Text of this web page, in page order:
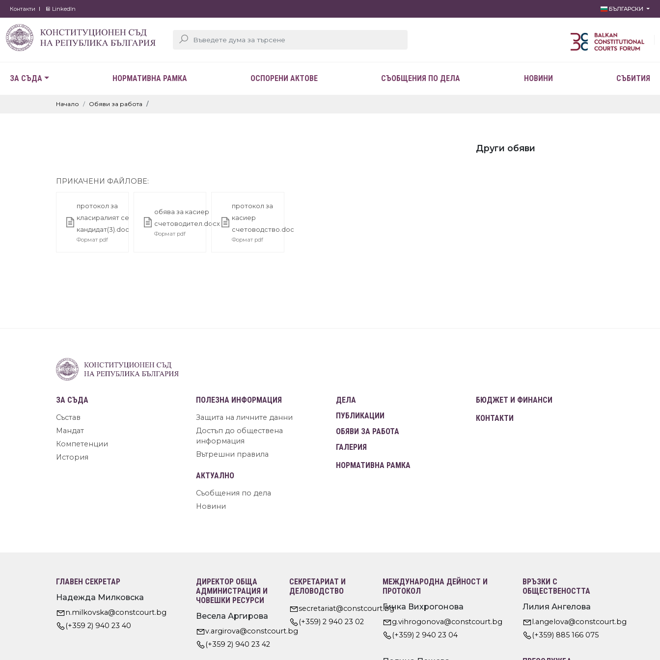
Контакти LinkedIn БЪЛГАРСКИ
ЗА СЪДА НОРМАТИВНА РАМКА ОСПОРЕНИ АКТОВЕ СЪОБЩЕНИЯ ПО ДЕЛА НОВИНИ СЪБИТИЯ
Начало Обяви за работа
ПРИКАЧЕНИ ФАЙЛОВЕ:
протокол за
класиралият се
кандидат(3).doc
Формат pdf
обява за касиер
счетоводител.docx
Формат pdf
протокол за
касиер
счетоводство.doc
Формат pdf
Други обяви
ЗА СЪДА
Състав
Мандат
Компетенции
История
ПОЛЕЗНА ИНФОРМАЦИЯ
Защита на личните данни
Достъп до обществена
информация
Вътрешни правила
АКТУАЛНО
Съобщения по дела
Новини
ДЕЛА
ПУБЛИКАЦИИ
ОБЯВИ ЗА РАБОТА
ГАЛЕРИЯ
НОРМАТИВНА РАМКА
БЮДЖЕТ И ФИНАНСИ
КОНТАКТИ
ГЛАВЕН СЕКРЕТАР
Надежда Милковска
n.milkovska@constcourt.bg
(+359 2) 940 23 40
ДИРЕКТОР ОБЩА
АДМИНИСТРАЦИЯ И
ЧОВЕШКИ РЕСУРСИ
Весела Аргирова
v.argirova@constcourt.bg
(+359 2) 940 23 42
СЕКРЕТАРИАТ И
ДЕЛОВОДСТВО
secretariat@constcourt.bg
(+359) 2 940 23 02
МЕЖДУНАРОДНА ДЕЙНОСТ И
ПРОТОКОЛ
Гинка Вихрогонова
g.vihrogonova@constcourt.bg
(+359) 2 940 23 04
ВРЪЗКИ С
ОБЩЕСТВЕНОСТТА
Лилия Ангелова
l.angelova@constcourt.bg
(+359) 885 166 075